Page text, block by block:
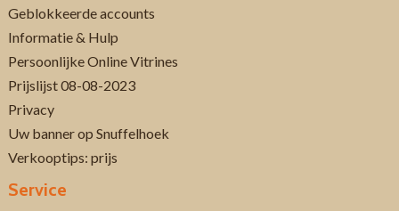
Geblokkeerde accounts
Informatie & Hulp
Persoonlijke Online Vitrines
Prijslijst 08-08-2023
Privacy
Uw banner op Snuffelhoek
Verkooptips: prijs
Service